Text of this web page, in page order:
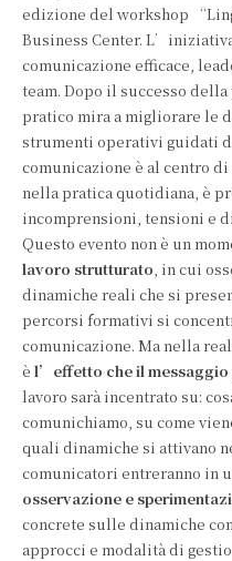
edizione del workshop
Business Center.
comunicazione efficace,
team. Dopo il successo
pratico mira a migliorare le
strumenti operativi guidati
comunicazione è al centro
nella pratica quotidiana, è
incomprensioni, tensioni e
Questo evento non è un
lavoro strutturato, in cui
dinamiche reali che si
percorsi formativi si
comunicazione. Ma nella
è l’effetto che il messaggio
lavoro sarà incentrato su:
comunichiamo, su come
quali dinamiche si attivano
comunicatori entreranno in
osservazione e
concrete sulle dinamiche
approcci e modalità di